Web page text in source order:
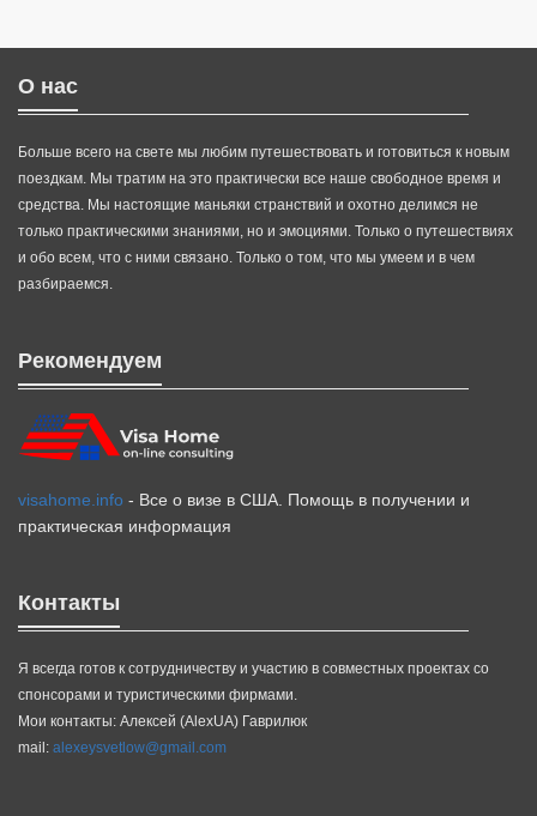
О нас
Больше всего на свете мы любим путешествовать и готовиться к новым
поездкам. Мы тратим на это практически все наше свободное время и
средства. Мы настоящие маньяки странствий и охотно делимся не
только практическими знаниями, но и эмоциями. Только о путешествиях
и обо всем, что с ними связано. Только о том, что мы умеем и в чем
разбираемся.
Рекомендуем
visahome.info - Все о визе в США. Помощь в получении и
практическая информация
Контакты
Я всегда готов к сотрудничеству и участию в совместных проектах со
спонсорами и туристическими фирмами.
Мои контакты: Алексей (AlexUA) Гаврилюк
mail: alexeysvetlow@gmail.com